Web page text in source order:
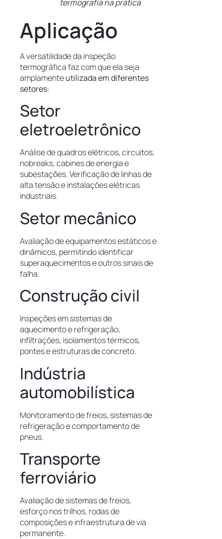
termografia na prática
Aplicação
A versatilidade da inspeção
termográfica faz com que ela seja
amplamenteutilizada em diferentes
setores:
Setor
eletroeletrônico
Análise de quadros elétricos, circuitos,
nobreaks, cabines de energia e
subestações.Verificação de linhas de
alta tensão e instalações elétricas
industriais.
Setor mecânico
Avaliação de equipamentos estáticos e
dinâmicos, permitindo identificar
superaquecimentos e outros sinais de
falha.
Construção civil
Inspeções em sistemas de
aquecimento e refrigeração,
infiltrações, isolamentos térmicos,
pontes e estruturas de concreto.
Indústria
automobilística
Monitoramento de freios, sistemas de
refrigeração e comportamento de
pneus.
Transporte
ferroviário
Avaliação de sistemas de freios,
esforço nos trilhos, rodas de
composições e infraestrutura de via
permanente.